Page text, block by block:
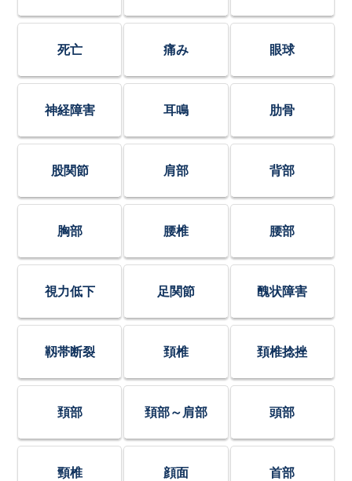
死亡 痛み 眼球
神経障害 耳鳴 肋骨
股関節 肩部 背部
胸部 腰椎 腰部
視力低下 足関節 醜状障害
靱帯断裂 頚椎 頚椎捻挫
頚部 頚部～肩部 頭部
頸椎 顔面 首部